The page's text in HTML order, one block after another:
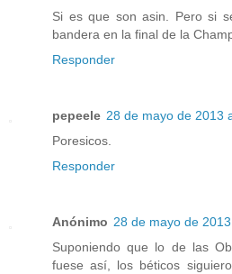
Si es que son asin. Pero si
bandera en la final de la
Responder
pepeele 28 de mayo de 2013
Poresicos.
Responder
Anónimo 28 de mayo de
Suponiendo que lo de las
fuese así, los béticos